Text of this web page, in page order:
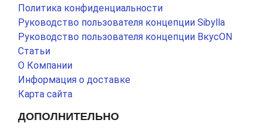
Политика конфиденциальности
Руководство пользователя концепции Sibylla
Руководство пользователя концепции ВкусON
Статьи
О Компании
Информация о доставке
Карта сайта
ДОПОЛНИТЕЛЬНО